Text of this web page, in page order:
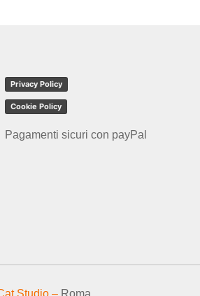
Privacy Policy
Cookie Policy
Pagamenti sicuri con payPal
Studio – Roma